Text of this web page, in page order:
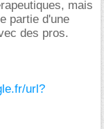
mais
partie d'une
des pros.
url?